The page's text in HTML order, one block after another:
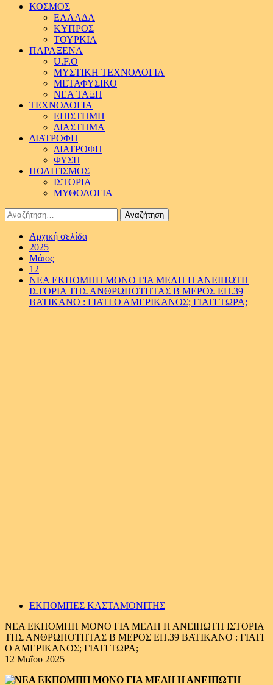
ΚΟΣΜΟΣ
ΕΛΛΑΔΑ
ΚΥΠΡΟΣ
ΤΟΥΡΚΙΑ
ΠΑΡΑΞΕΝΑ
U.F.O
ΜΥΣΤΙΚΗ ΤΕΧΝΟΛΟΓΙΑ
ΜΕΤΑΦΥΣΙΚΟ
ΝΕΑ ΤΑΞΗ
ΤΕΧΝΟΛΟΓΙΑ
ΕΠΙΣΤΗΜΗ
ΔΙΑΣΤΗΜΑ
ΔΙΑΤΡΟΦΗ
ΔΙΑΤΡΟΦΗ
ΦΥΣΗ
ΠΟΛΙΤΙΣΜΟΣ
ΙΣΤΟΡΙΑ
ΜΥΘΟΛΟΓΙΑ
Αναζήτηση
για:
Αρχική σελίδα
2025
Μάιος
12
ΝΕΑ ΕΚΠΟΜΠΗ ΜΟΝΟ ΓΙΑ ΜΕΛΗ Η ΑΝΕΙΠΩΤΗ
ΙΣΤΟΡΙΑ ΤΗΣ ΑΝΘΡΩΠΟΤΗΤΑΣ Β ΜΕΡΟΣ ΕΠ.39
ΒΑΤΙΚΑΝΟ : ΓΙΑΤΙ Ο ΑΜΕΡΙΚΑΝΟΣ; ΓΙΑΤΙ ΤΩΡΑ;
ΕΚΠΟΜΠΕΣ ΚΑΣΤΑΜΟΝΙΤΗΣ
ΝΕΑ ΕΚΠΟΜΠΗ ΜΟΝΟ ΓΙΑ ΜΕΛΗ Η ΑΝΕΙΠΩΤΗ ΙΣΤΟΡΙΑ
ΤΗΣ ΑΝΘΡΩΠΟΤΗΤΑΣ Β ΜΕΡΟΣ ΕΠ.39 ΒΑΤΙΚΑΝΟ : ΓΙΑΤΙ
Ο ΑΜΕΡΙΚΑΝΟΣ; ΓΙΑΤΙ ΤΩΡΑ;
12 Μαΐου 2025